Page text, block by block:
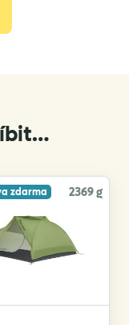
zdarma 2369 g